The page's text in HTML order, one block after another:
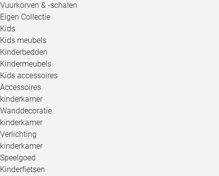
Vuurkorven & -schalen
Eigen Collectie
Kids
Kids meubels
Kinderbedden
Kindermeubels
Kids accessoires
Accessoires
kinderkamer
Wanddecoratie
kinderkamer
Verlichting
kinderkamer
Speelgoed
Kinderfietsen